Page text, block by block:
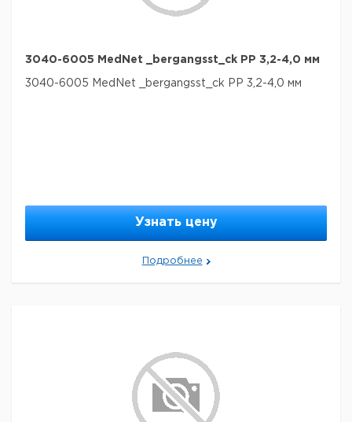
3040-6005 MedNet _bergangsst_ck PP 3,2-4,0 мм
3040-6005 MedNet _bergangsst_ck PP 3,2-4,0 мм
Узнать цену
Подробнее